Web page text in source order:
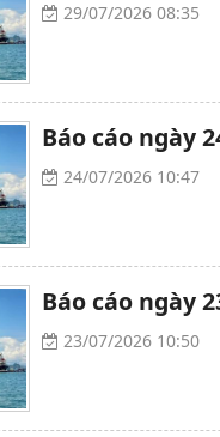
29/07/2026 08:35
Báo cáo ngày
24/07/2026 10:47
Báo cáo ngày
23/07/2026 10:50